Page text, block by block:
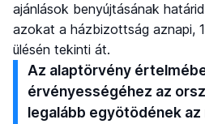
ajánlások benyújtásának
azokat a házbizottság aznapi,
ülésén tekinti át.
Az alaptörvény
érvényességéhez az
legalább egyötödének az